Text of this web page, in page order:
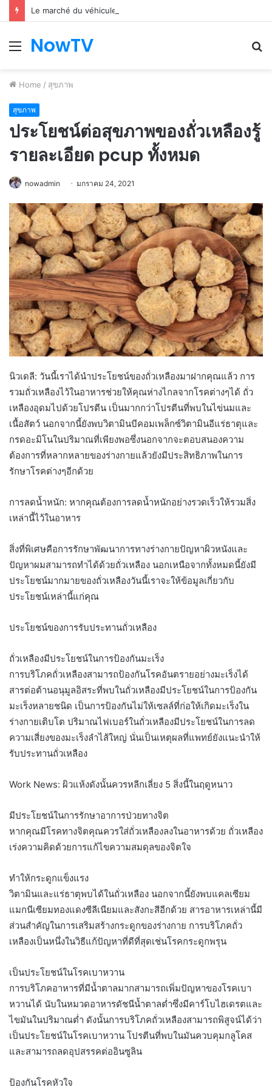
Le marché du véhicule d’occasion en plein essor
Menu
NowTV
Home / สุขภาพ
สุขภาพ
ประโยชน์ต่อสุขภาพของถั่วเหลืองรู้
รายละเอียด pcup ทั้งหมด
nowadmin มกราคม 24, 2021
นิวเดลี: วันนี้เราได้นำประโยชน์ของถั่วเหลืองมาฝากคุณแล้ว การ
รวมถั่วเหลืองไว้ในอาหารช่วยให้คุณห่างไกลจากโรคต่างๆได้ ถั่ว
เหลืองอุดมไปด้วยโปรตีน เป็นมากกว่าโปรตีนที่พบในไข่นมและ
เนื้อสัตว์ นอกจากนี้ยังพบวิตามินบีคอมเพล็กซ์วิตามินอีแร่ธาตุและ
กรดอะมิโนในปริมาณที่เพียงพอซึ่งนอกจากจะตอบสนองความ
ต้องการที่หลากหลายของร่างกายแล้วยังมีประสิทธิภาพในการ
รักษาโรคต่างๆอีกด้วย
การลดน้ำหนัก: หากคุณต้องการลดน้ำหนักอย่างรวดเร็วให้รวมสิ่ง
เหล่านี้ไว้ในอาหาร
สิ่งที่พิเศษคือการรักษาพัฒนาการทางร่างกายปัญหาผิวหนังและ
ปัญหาผมสามารถทำได้ด้วยถั่วเหลือง นอกเหนือจากทั้งหมดนี้ยังมี
ประโยชน์มากมายของถั่วเหลืองวันนี้เราจะให้ข้อมูลเกี่ยวกับ
ประโยชน์เหล่านี้แก่คุณ
ประโยชน์ของการรับประทานถั่วเหลือง
ถั่วเหลืองมีประโยชน์ในการป้องกันมะเร็ง
การบริโภคถั่วเหลืองสามารถป้องกันโรคอันตรายอย่างมะเร็งได้
สารต่อต้านอนุมูลอิสระที่พบในถั่วเหลืองมีประโยชน์ในการป้องกัน
มะเร็งหลายชนิด เป็นการป้องกันไม่ให้เซลล์ที่ก่อให้เกิดมะเร็งใน
ร่างกายเติบโต ปริมาณไฟเบอร์ในถั่วเหลืองมีประโยชน์ในการลด
ความเสี่ยงของมะเร็งลำไส้ใหญ่ นั่นเป็นเหตุผลที่แพทย์ยังแนะนำให้
รับประทานถั่วเหลือง
Work News: ผิวแห้งดังนั้นควรหลีกเลี่ยง 5 สิ่งนี้ในฤดูหนาว
มีประโยชน์ในการรักษาอาการป่วยทางจิต
หากคุณมีโรคทางจิตคุณควรใส่ถั่วเหลืองลงในอาหารด้วย ถั่วเหลือง
เร่งความคิดด้วยการแก้ไขความสมดุลของจิตใจ
ทำให้กระดูกแข็งแรง
วิตามินและแร่ธาตุพบได้ในถั่วเหลือง นอกจากนี้ยังพบแคลเซียม
แมกนีเซียมทองแดงซีลีเนียมและสังกะสีอีกด้วย สารอาหารเหล่านี้มี
ส่วนสำคัญในการเสริมสร้างกระดูกของร่างกาย การบริโภคถั่ว
เหลืองเป็นหนึ่งในวิธีแก้ปัญหาที่ดีที่สุดเช่นโรคกระดูกพรุน
เป็นประโยชน์ในโรคเบาหวาน
การบริโภคอาหารที่มีน้ำตาลมากสามารถเพิ่มปัญหาของโรคเบา
หวานได้ นับในหมวดอาหารดัชนีน้ำตาลต่ำซึ่งมีคาร์โบไฮเดรตและ
ไขมันในปริมาณต่ำ ดังนั้นการบริโภคถั่วเหลืองสามารถพิสูจน์ได้ว่า
เป็นประโยชน์ในโรคเบาหวาน โปรตีนที่พบในมันควบคุมกลูโคส
และสามารถลดอุปสรรคต่ออินซูลิน
ป้องกันโรคหัวใจ